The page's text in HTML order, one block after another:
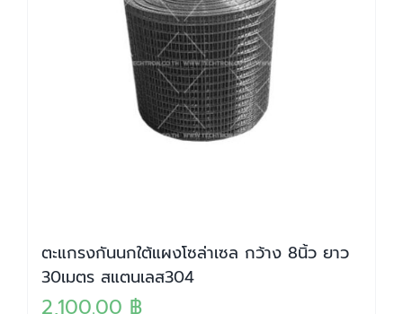
ตะแกรงกันนกใต้แผงโซล่าเซล กว้าง 8นิ้ว ยาว
30เมตร สแตนเลส304
2,100.00 ฿